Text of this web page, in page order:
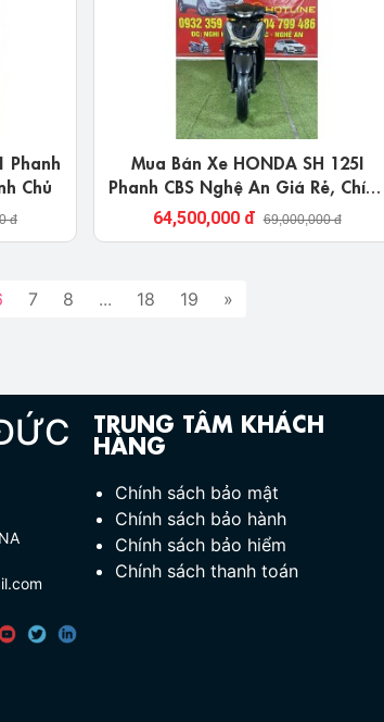
Chủ
đ
Mua Bán Xe HONDA SH 125I
Phanh CBS Nghệ An Giá Rẻ, Chính
Chủ
64,500,000 đ 69,000,000 đ
7 8 ... 18 19 »
TRUNG TÂM KHÁCH
HÀNG
Chính sách bảo mật
Chính sách bảo hành
Chính sách bảo hiểm
Chính sách thanh toán